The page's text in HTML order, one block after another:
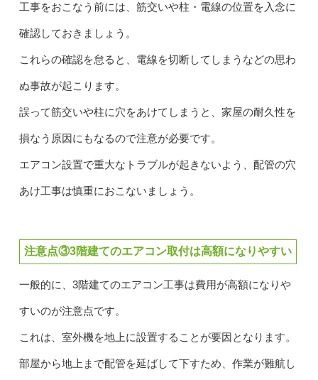
工事をおこなう前には、筋交いや柱・電線の位置を入念に
確認しておきましょう。
これらの確認を怠ると、電線を切断してしまうなどの思わ
ぬ事故が起こります。
誤って筋交いや柱に穴をあけてしまうと、家屋の耐久性を
損なう原因にもなるので注意が必要です。
エアコン設置で重大なトラブルが起きないよう、配管の穴
あけ工事は慎重におこないましょう。
注意点③3階建てのエアコン取付は高額になりやすい
一般的に、3階建てのエアコン工事は費用が高額になりや
すいのが注意点です。
これは、室外機を地上に設置することが要因となります。
部屋から地上まで配管を延ばして下すため、作業が難航し